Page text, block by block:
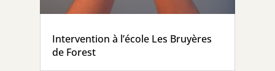
Intervention à l’école Les Bruyères
de Forest